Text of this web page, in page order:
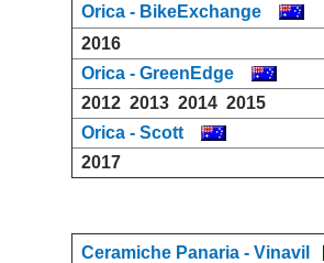
Orica - BikeExchange
2016
Orica - GreenEdge
2012 2013 2014 2015
Orica - Scott
2017
Ceramiche Panaria - Vinavil